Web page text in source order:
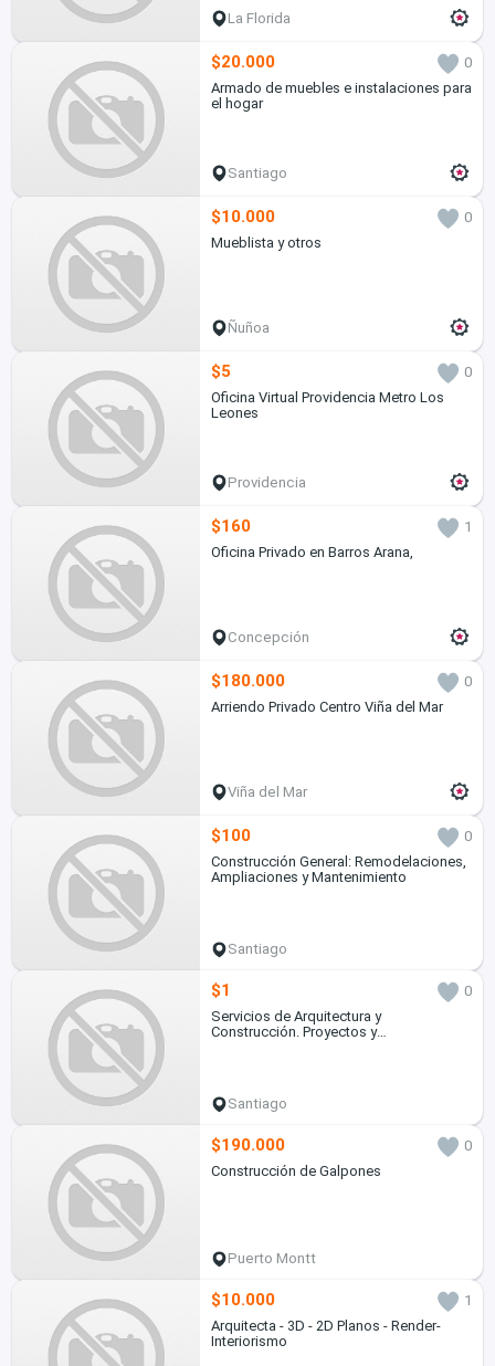
La Florida
$20.000
0
Armado de muebles e instalaciones para
el hogar
Santiago
$10.000
0
Mueblista y otros
Ñuñoa
$5
0
Oficina Virtual Providencia Metro Los
Leones
Providencia
$160
1
Oficina Privado en Barros Arana,
Concepción
$180.000
0
Arriendo Privado Centro Viña del Mar
Viña del Mar
$100
0
Construcción General: Remodelaciones,
Ampliaciones y Mantenimiento
Santiago
$1
0
Servicios de Arquitectura y
Construcción. Proyectos y
Santiago
$190.000
0
Construcción de Galpones
Puerto Montt
$10.000
1
Arquitecta - 3D - 2D Planos - Render-
Interiorismo